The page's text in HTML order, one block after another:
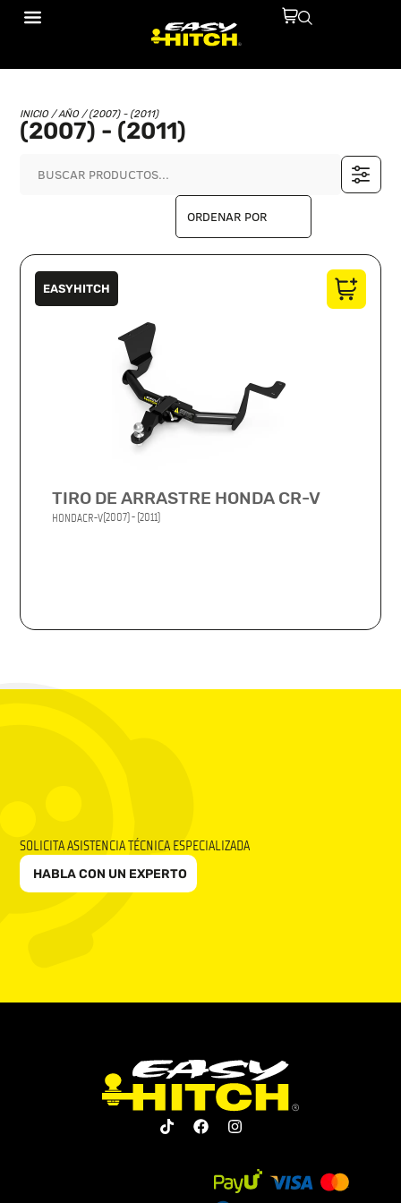
INICIO/ AÑO / (2007) - (2011)
(2007) - (2011)
EASYHITCH
TIRO DE ARRASTRE HONDA CR-V
HONDACR-V(2007) - (2011)
SOLICITA ASISTENCIA TÉCNICA ESPECIALIZADA
HABLA CON UN EXPERTO